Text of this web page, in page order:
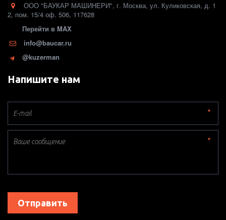
ООО "БАУКАР МАШИНЕРИ", г. Москва, ул. Куликовская, д. 1
2, пом. 15/4 оф. 506, 117628
Перейти в MAX
info@baucar.ru
@kuzerman
Напишите нам
*
*
Отправить